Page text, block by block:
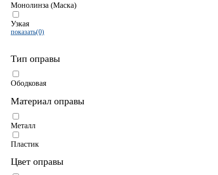
Монолинза (Маска)
Узкая
показать(0)
Тип оправы
Ободковая
Материал оправы
Металл
Пластик
Цвет оправы